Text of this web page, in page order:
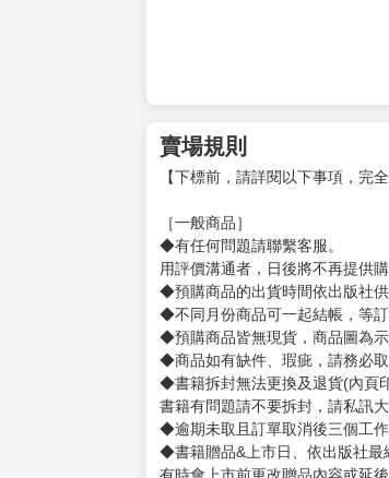
賣場規則
【下標前，請詳閱以下事項，完
［一般商品］
◆有任何問題請聯繫客服。